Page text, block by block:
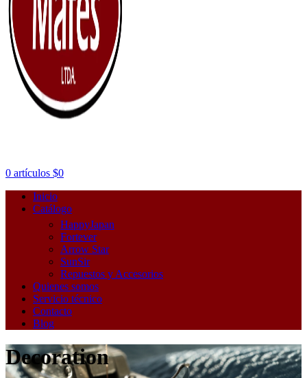
0 artículos $0
Inicio
Catálogo
HappyJapan
Fortever
Arrow Star
SunSir
Repuestos y Accesorios
Quienes somos
Servicio técnico
Contacto
Blog
Decoration